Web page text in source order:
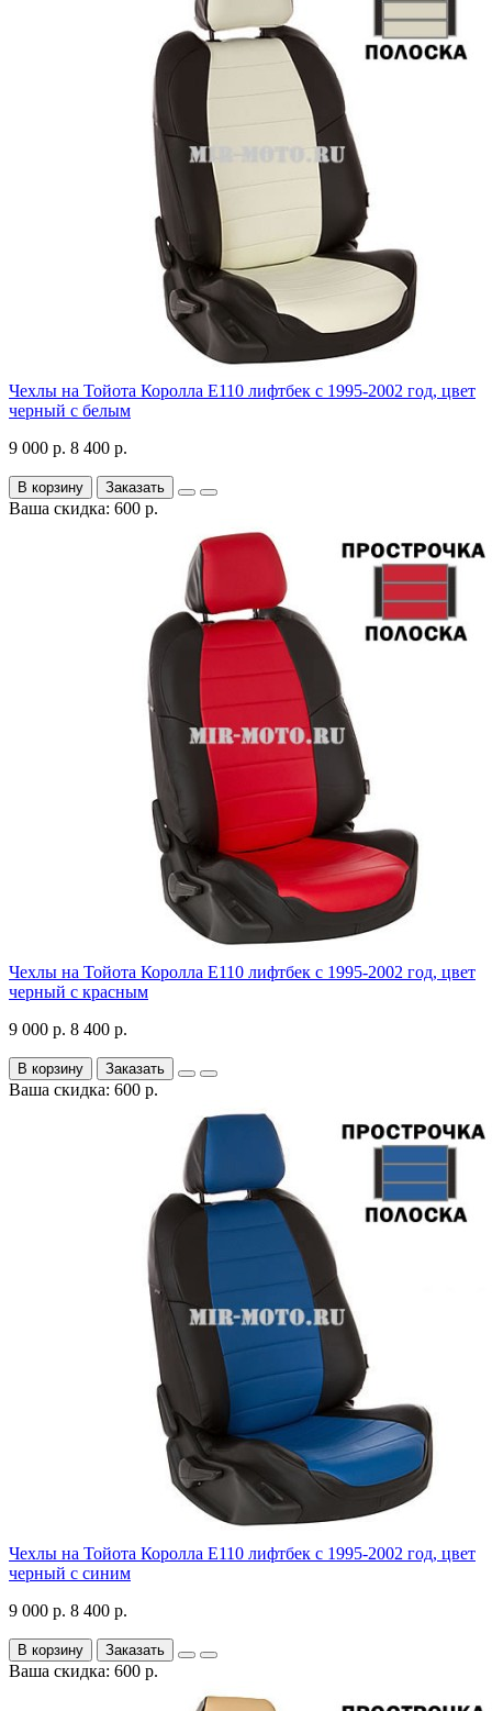
Чехлы на Тойота Королла Е110 лифтбек с 1995-2002 год, цвет
черный с белым
9 000 р. 8 400 р.
В корзину Заказать
Ваша скидка: 600 р.
Чехлы на Тойота Королла Е110 лифтбек с 1995-2002 год, цвет
черный с красным
9 000 р. 8 400 р.
В корзину Заказать
Ваша скидка: 600 р.
Чехлы на Тойота Королла Е110 лифтбек с 1995-2002 год, цвет
черный с синим
9 000 р. 8 400 р.
В корзину Заказать
Ваша скидка: 600 р.